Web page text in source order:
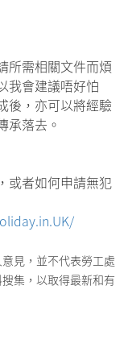
所需相關文件而煩
我會建議唔好怕
後，亦可以將經驗
承落去。
或者如何申請無犯
見，並不代表勞工處
集，以取得最新和有